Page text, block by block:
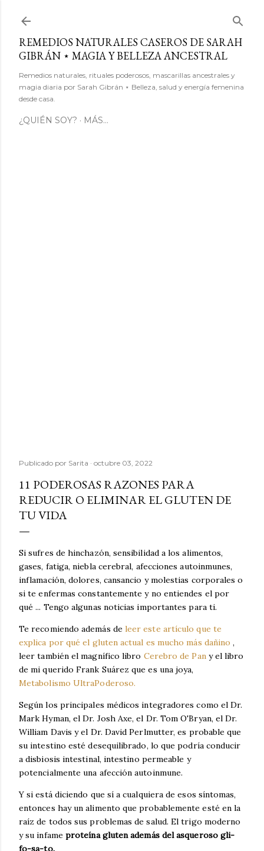
REMEDIOS NATURALES CASEROS DE SARAH
GIBRÁN ⋆ MAGIA Y BELLEZA ANCESTRAL
Remedios naturales, rituales poderosos, mascarillas ancestrales y
magia diaria por Sarah Gibrán ⋆ Belleza, salud y energía femenina
desde casa.
¿QUIÉN SOY? MÁS…
Publicado por Sarita octubre 03, 2022
11 PODEROSAS RAZONES PARA
REDUCIR O ELIMINAR EL GLUTEN DE
TU VIDA
Si sufres de hinchazón, sensibilidad a los alimentos,
gases, fatiga, niebla cerebral, afecciones autoinmunes,
inflamación, dolores, cansancio y molestias corporales o
si te enfermas constantemente y no entiendes el por
qué ... Tengo algunas noticias importantes para ti.
Te recomiendo además de leer este artículo que te
explica por qué el gluten actual es mucho más dañino,
leer también el magnífico libro Cerebro de Pany el libro
de mi querido Frank Suárez que es una joya,
Metabolismo UltraPoderoso.
Según los principales médicos integradores como el Dr.
Mark Hyman, el Dr. Josh Axe, el Dr. Tom O'Bryan, el Dr.
William Davis y el Dr. David Perlmutter, es probable que
su intestino esté desequilibrado, lo que podría conducir
a disbiosis intestinal, intestino permeable y
potencialmente una afección autoinmune.
Y si está diciendo que sí a cualquiera de esos síntomas,
entonces hay un alimento que probablemente esté en la
raíz de todos sus problemas de salud. El trigo moderno
y su infame proteína gluten además del asqueroso gli-
fo-sa-to.